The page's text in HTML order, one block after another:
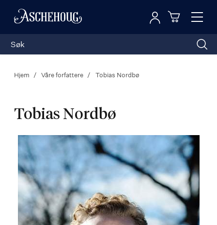
Toggle
Logg inn
Hjem Våre forfattere Tobias Nordbø
Tobias Nordbø